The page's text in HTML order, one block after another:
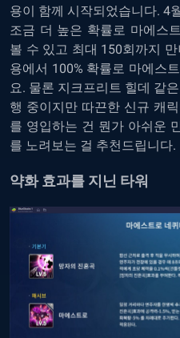
용이 함께 시작되었습니다. 4
조금 더 높은 확률로 마에스
볼 수 있고 최대 150회까지
용에서 100% 확률로 마에스
요. 물론 지크프리트 힐데 같
행 중이지만 따끈한 신규 캐
를 영입하는 건 뭔가 아쉬운
를 노려보는 걸 추천드립니다.
약화 효과를 지닌 타워